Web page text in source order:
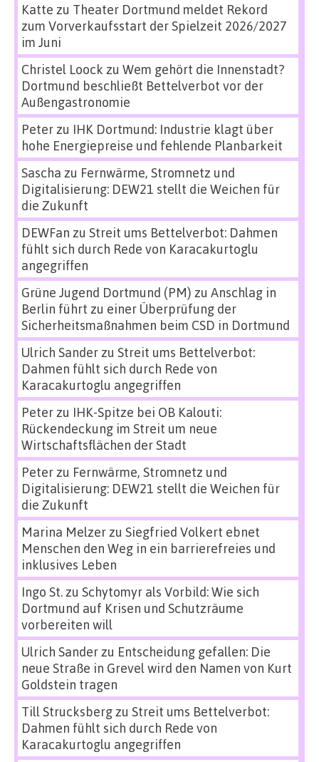
Katte zu Theater Dortmund meldet Rekord
zum Vorverkaufsstart der Spielzeit 2026/2027
im Juni
Christel Loock zu Wem gehört die Innenstadt?
Dortmund beschließt Bettelverbot vor der
Außengastronomie
Peterzu IHK Dortmund: Industrie klagt über
hohe Energiepreise und fehlende Planbarkeit
Sascha zu Fernwärme, Stromnetz und
Digitalisierung: DEW21 stellt die Weichen für
die Zukunft
DEWFan zu Streit ums Bettelverbot: Dahmen
fühlt sich durch Rede von Karacakurtoglu
angegriffen
Grüne Jugend Dortmund (PM) zu Anschlag in
Berlin führt zu einer Überprüfung der
Sicherheitsmaßnahmen beim CSD in Dortmund
Ulrich Sanderzu Streit ums Bettelverbot:
Dahmen fühlt sich durch Rede von
Karacakurtoglu angegriffen
Peterzu IHK-Spitze bei OB Kalouti:
Rückendeckung im Streit um neue
Wirtschaftsflächen der Stadt
Peterzu Fernwärme, Stromnetz und
Digitalisierung: DEW21 stellt die Weichen für
die Zukunft
Marina Melzerzu Siegfried Volkert ebnet
Menschen den Weg in ein barrierefreies und
inklusives Leben
Ingo St.zu Schytomyr als Vorbild: Wie sich
Dortmund auf Krisen und Schutzräume
vorbereiten will
Ulrich Sanderzu Entscheidung gefallen: Die
neue Straße in Grevel wird den Namen von Kurt
Goldstein tragen
Till Strucksbergzu Streit ums Bettelverbot:
Dahmen fühlt sich durch Rede von
Karacakurtoglu angegriffen